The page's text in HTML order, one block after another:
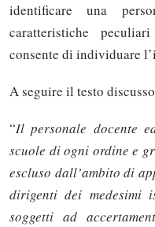
identificare una
caratteristiche
consente di individuare
A seguire il testo
“Il personale docente
scuole di ogni ordine e
escluso dall’ambito di
dirigenti dei medesimi
soggetti ad